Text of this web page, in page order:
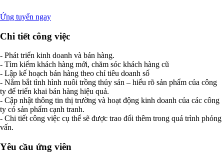
Ứng tuyển ngay
Chi tiết công việc
- Phát triển kinh doanh và bán hàng.
- Tìm kiếm khách hàng mới, chăm sóc khách hàng cũ
- Lập kế hoạch bán hàng theo chỉ tiêu doanh số
- Nắm bắt tình hình nuôi trồng thủy sản – hiểu rõ sản phẩm của công
ty để triển khai bán hàng hiệu quả.
- Cập nhật thông tin thị trường và hoạt động kinh doanh của các công
ty có sản phẩm cạnh tranh.
- Chi tiết công việc cụ thể sẽ được trao đổi thêm trong quá trình phỏng
vấn.
Yêu cầu ứng viên